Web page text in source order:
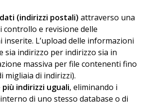
(indirizzi postali) attraverso una
controllo e revisione delle
L’upload delle informazioni
sia indirizzo per indirizzo sia in
massiva per file contenenti fino
migliaia di indirizzi).
indirizzi uguali, eliminando i
di uno stesso database o di